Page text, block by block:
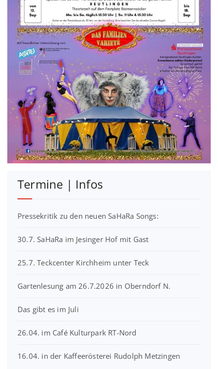
Termine | Infos
Pressekritik zu den neuen SaHaRa Songs:
30.7. SaHaRa im Jesinger Hof mit Gast
25.7. Teckcenter Kirchheim unter Teck
Gartenlesung am 26.7.2026 in Oberndorf N.
Das gibt es im Juli
26.04. im Café Kulturpark RT-Nord
16.04. in der Kaffeerösterei Rudolph Metzingen